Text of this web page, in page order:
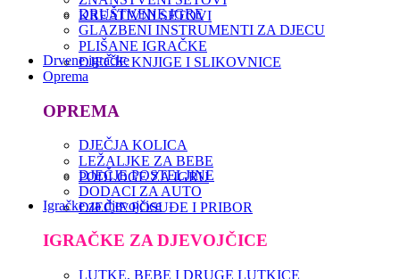
KREATIVNI SETOVI
DRUŠTVENE IGRE
GLAZBENI INSTRUMENTI ZA DJECU
PLIŠANE IGRAČKE
DJEČJE KNJIGE I SLIKOVNICE
Drvene igračke
Oprema
OPREMA
DJEČJA KOLICA
LEŽALJKE ZA BEBE
PODLOGE ZA IGRU
DJEČJE POSTELJINE
DODACI ZA AUTO
DJEČJE POSUĐE I PRIBOR
Igračke za djevojčice
IGRAČKE ZA DJEVOJČICE
LUTKE, BEBE I DRUGE LUTKICE